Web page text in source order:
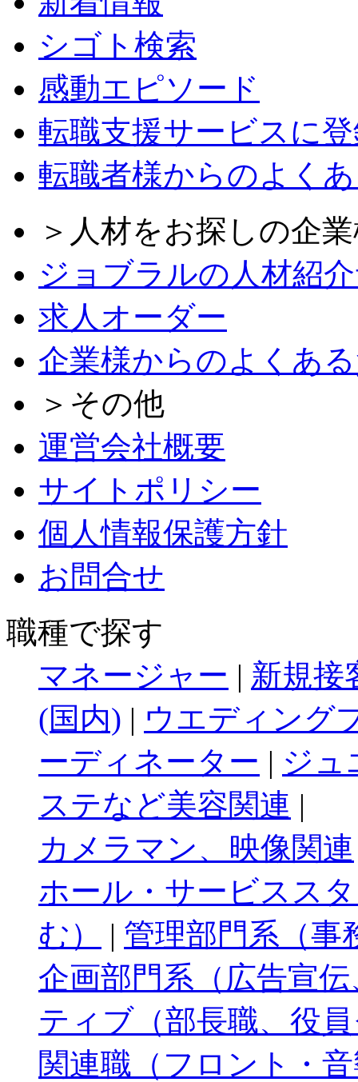
シゴト検索
感動エピソード
転職支援サービスに
転職者様からのよく
＞人材をお探しの企
ジョブラルの人材紹
求人オーダー
企業様からのよくあ
＞その他
運営会社概要
サイトポリシー
個人情報保護方針
お問合せ
職種で探す
マネージャー | 新規接
(国内) | ウエディング
ーディネーター | ジュ
ステなど美容関連 |
カメラマン、映像関連
ホール・サービスス
む）
| 管理部門系（事
企画部門系（広告宣
ティブ（部長職、役
関連職（フロント・